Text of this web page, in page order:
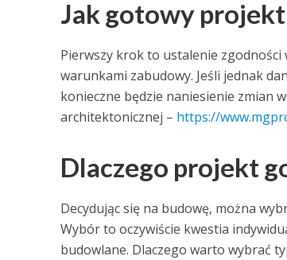
Jak gotowy
Pierwszy krok to ustalenie
warunkami zabudowy. Jeśli jednak
konieczne będzie naniesienie zmian
architektonicznej – https://
Dlaczego projekt
Decydując się na budowę, można
Wybór to oczywiście kwestia
budowlane. Dlaczego warto wybrać